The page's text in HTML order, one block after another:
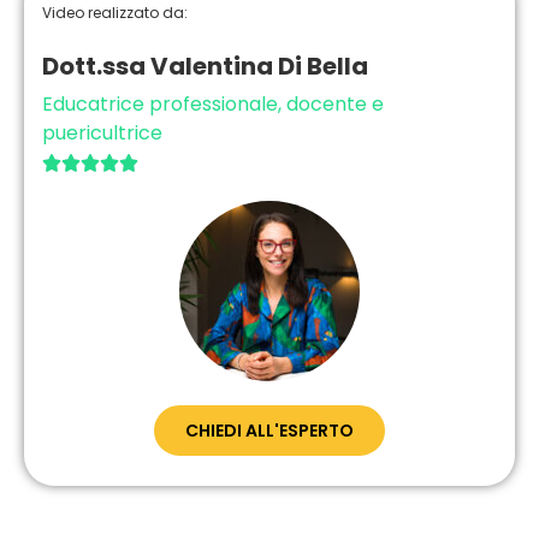
Video realizzato da:
Dott.ssa Valentina Di Bella
Educatrice professionale, docente e
puericultrice

CHIEDI ALL'ESPERTO